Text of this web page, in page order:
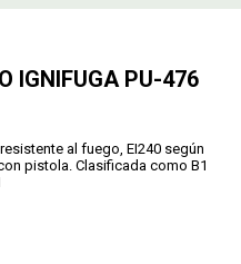
IGNIFUGA PU-476
al fuego, EI240 según
pistola. Clasificada como B1
PAGO